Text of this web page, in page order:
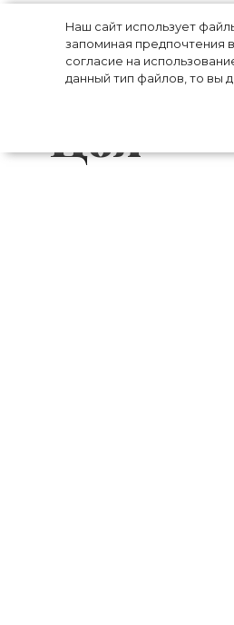
Наш сайт использует
запоминая предпочтения
согласие на
данный тип файлов, то вы
Рок
Цоя